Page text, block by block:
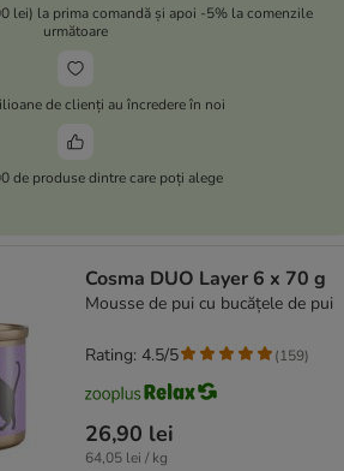
lei) la prima comandă și apoi -5% la comenzile
următoare
de clienți au încredere în noi
de produse dintre care poți alege
Cosma DUO Layer 6 x 70 g
Mousse de pui cu bucățele de pui
26,90 lei
64,05 lei / kg
Rating: 4.5/5 (159)